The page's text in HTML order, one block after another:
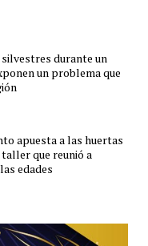
silvestres durante un
un problema que
apuesta a las huertas
que reunió a
edades